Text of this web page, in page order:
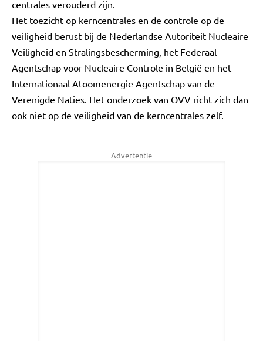
centrales verouderd zijn.
Het toezicht op kerncentrales en de controle op de
veiligheid berust bij de Nederlandse Autoriteit Nucleaire
Veiligheid en Stralingsbescherming, het Federaal
Agentschap voor Nucleaire Controle in België en het
Internationaal Atoomenergie Agentschap van de
Verenigde Naties. Het onderzoek van OVV richt zich dan
ook niet op de veiligheid van de kerncentrales zelf.
Advertentie